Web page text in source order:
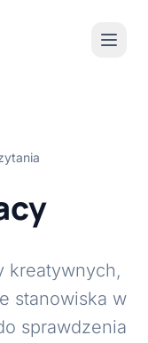
kreatywnych,
stanowiska w
sprawdzenia